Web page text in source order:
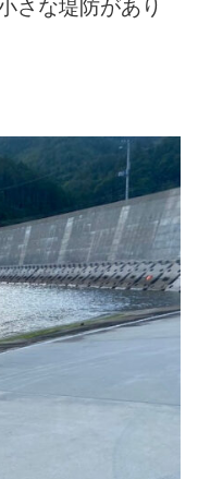
さな堤防があり